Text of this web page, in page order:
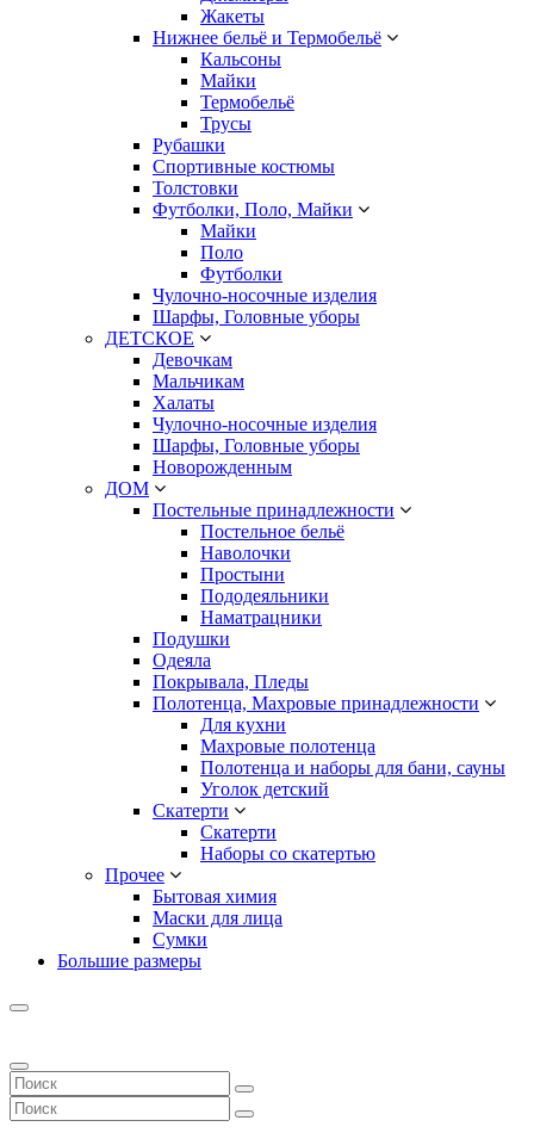
Жакеты
Нижнее бельё и Термобельё
Кальсоны
Майки
Термобельё
Трусы
Рубашки
Спортивные костюмы
Толстовки
Футболки, Поло, Майки
Майки
Поло
Футболки
Чулочно-носочные изделия
Шарфы, Головные уборы
ДЕТСКОЕ
Девочкам
Мальчикам
Халаты
Чулочно-носочные изделия
Шарфы, Головные уборы
Новорожденным
ДОМ
Постельные принадлежности
Постельное бельё
Наволочки
Простыни
Пододеяльники
Наматрацники
Подушки
Одеяла
Покрывала, Пледы
Полотенца, Махровые принадлежности
Для кухни
Махровые полотенца
Полотенца и наборы для бани, сауны
Уголок детский
Скатерти
Скатерти
Наборы со скатертью
Прочее
Бытовая химия
Маски для лица
Сумки
Большие размеры